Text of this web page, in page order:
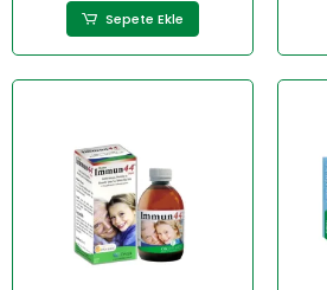
Sepete Ekle